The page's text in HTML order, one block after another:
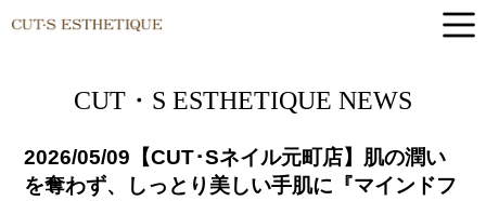
CUT・S ESTHETIQUE NEWS
2026/05/09 【CUT･Sネイル元町店】肌の潤い
を奪わず、しっとり美しい手肌に『マインドフ